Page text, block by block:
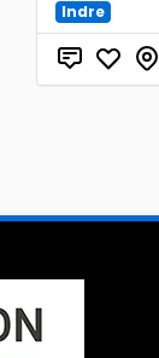
Indre